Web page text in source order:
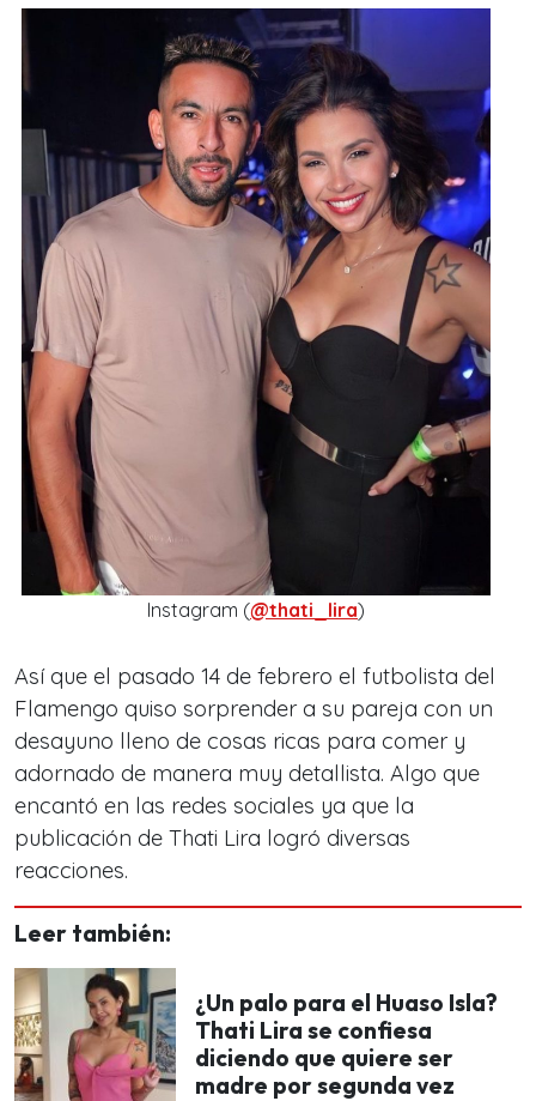
Instagram (@thati_lira)
Así que el pasado 14 de febrero el futbolista del
Flamengo quiso sorprender a su pareja con un
desayuno lleno de cosas ricas para comer y
adornado de manera muy detallista. Algo que
encantó en las redes sociales ya que la
publicación de Thati Lira logró diversas
reacciones.
Leer también:
¿Un palo para el Huaso Isla?
Thati Lira se confiesa
diciendo que quiere ser
madre por segunda vez